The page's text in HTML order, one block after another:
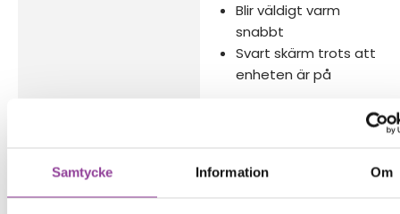
Samtycke Information Om
Blir väldigt varm
snabbt
Svart skärm trots att
enheten är på
garanti på denna